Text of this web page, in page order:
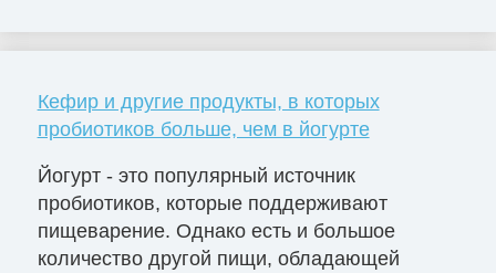
Кефир и другие продукты, в которых
пробиотиков больше, чем в йогурте
Йогурт - это популярный источник
пробиотиков, которые поддерживают
пищеварение. Однако есть и большое
количество другой пищи, обладающей